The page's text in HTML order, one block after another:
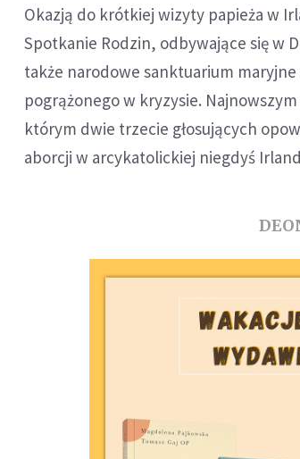
Okazją do krótkiej wizyty papieża w
Spotkanie Rodzin, odbywające się w
także narodowe sanktuarium maryjne
pogrążonego w kryzysie.
którym dwie trzecie głosujących
aborcji w arcykatolickiej niegdyś